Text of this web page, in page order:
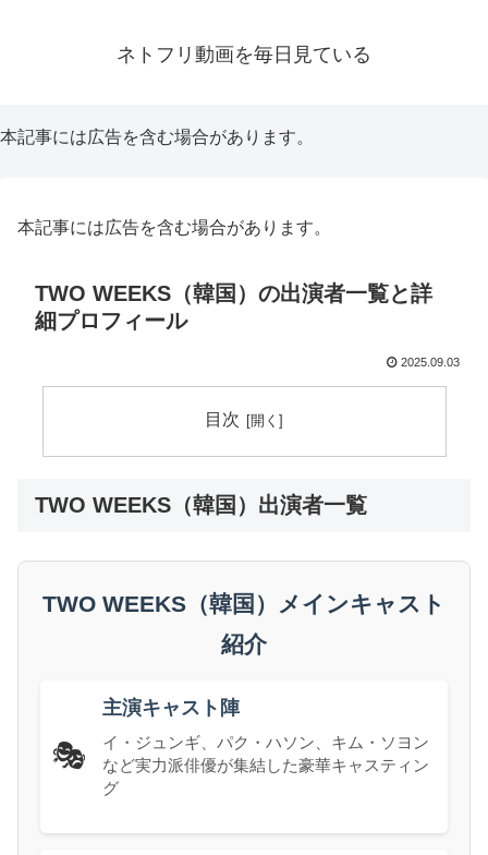
ネトフリ動画を毎日見ている
本記事には広告を含む場合があります。
本記事には広告を含む場合があります。
TWO WEEKS（韓国）の出演者一覧と詳
細プロフィール
2025.09.03
目次
TWO WEEKS（韓国）出演者一覧
TWO WEEKS（韓国）メインキャスト
紹介
🎭
主演キャスト陣
イ・ジュンギ、パク・ハソン、キム・ソヨン
など実力派俳優が集結した豪華キャスティン
グ